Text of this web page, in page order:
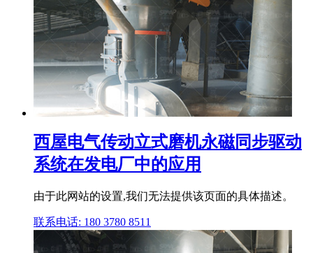
西屋电气传动立式磨机永磁同步驱动
系统在发电厂中的应用
由于此网站的设置,我们无法提供该页面的具体描述。
联系电话: 180 3780 8511